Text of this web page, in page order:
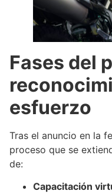
Fases del
esfuerzo
Tras el anuncio en la
proceso que se
de:
Capacitación